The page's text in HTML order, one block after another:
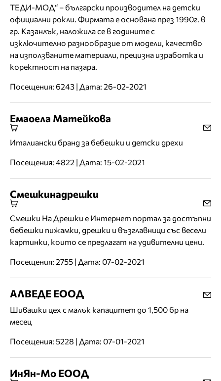
ТЕДИ-МОД“ – български производител на детски
официални рокли. Фирмата е основана през 1990г. в
гр. Казанлък, наложила се в годините с
изключително разнообразие от модели, качество
на използваните материали, прецизна изработка и
коректност на пазара.
Посещения: 6243 | Дата: 26-02-2021
Емаоела Матейкова
Италиански бранд за бебешки и детски дрехи
Посещения: 4822 | Дата: 15-02-2021
Смешкинадрешки
Смешки На Дрешки е Интернет портал за достъпни
бебешки пижамки, дрешки и възглавници със весели
картинки, които се предлагат на удивителни цени.
Посещения: 2755 | Дата: 07-02-2021
АЛВЕДЕ ЕООД
Шивашки цех с малък капацитет до 1,500 бр на
месец
Посещения: 5228 | Дата: 07-01-2021
ИнЯн-Мо ЕООД